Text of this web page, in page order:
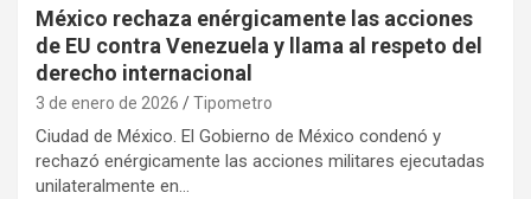
México rechaza enérgicamente las acciones
de EU contra Venezuela y llama al respeto del
derecho internacional
3 de enero de 2026 Tipometro
Ciudad de México. El Gobierno de México condenó y
rechazó enérgicamente las acciones militares ejecutadas
unilateralmente en…